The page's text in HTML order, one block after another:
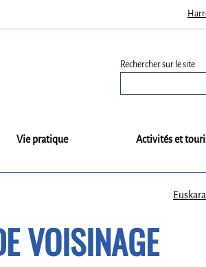
Rechercher sur le site
Vie pratique Activités et
VOISINAGE